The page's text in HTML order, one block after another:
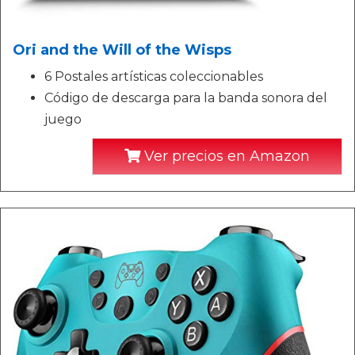
Ori and the Will of the Wisps
6 Postales artísticas coleccionables
Código de descarga para la banda sonora del
juego
Ver precios en Amazon